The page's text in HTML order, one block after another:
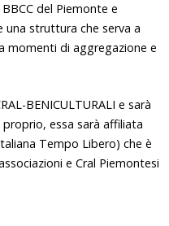
del Piemonte e
una struttura che serva a
momenti di aggregazione e
BENICULTURALI e sarà
essa sarà affiliata
Tempo Libero) che è
e Cral Piemontesi